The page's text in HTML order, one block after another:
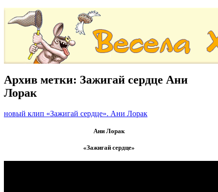
Архив метки: Зажигай сердце Ани
Лорак
новый клип «Зажигай сердце». Ани Лорак
Ани Лорак
«Зажигай сердце»